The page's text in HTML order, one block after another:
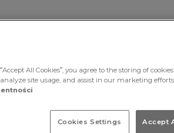
All Cookies”, you agree to the storing of
site usage, and assist in our marketing
Cookies Settings Accept